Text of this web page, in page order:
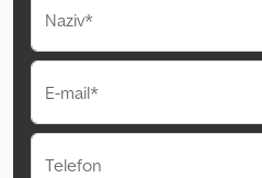
Naziv*
E-mail*
Telefon